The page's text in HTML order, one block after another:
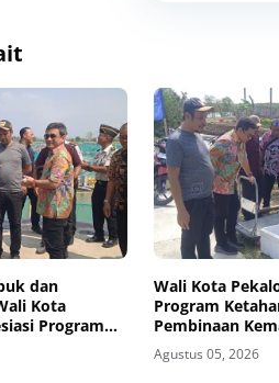
dan
Kota
Program
di
Wali Kota
Program
Pembinaan
Nusakambangan
Agustus 05, 2026